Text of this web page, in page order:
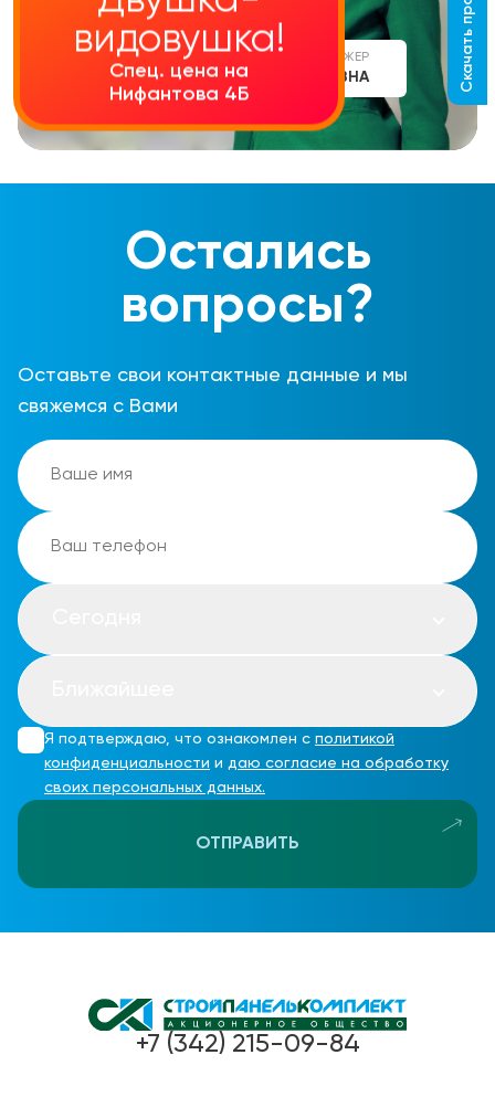
СТАРШИЙ МЕНЕДЖЕР
АЛИНА СЕРГЕЕВНА
Остались
вопросы?
Оставьте свои контактные данные и мы
свяжемся с Вами
Я подтверждаю, что ознакомлен с политикой
конфиденциальности и даю согласие на обработку
своих персональных данных.
ОТПРАВИТЬ
+7 (342) 215-09-84
видовушка!
Спец. цена на
Нифантова 4Б